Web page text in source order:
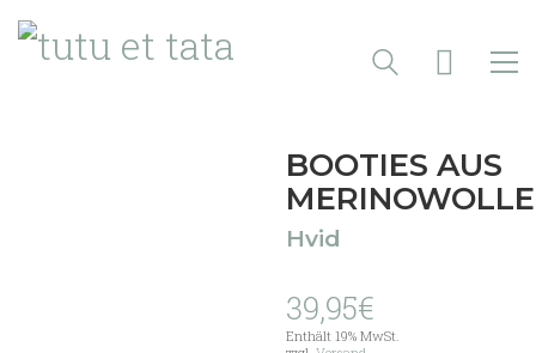
BOOTIES AUS
MERINOWOLLE
Hvid
39,95€
Enthält 19% MwSt.